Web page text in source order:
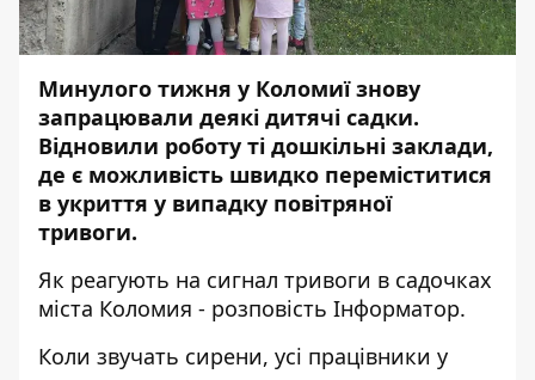
Минулого тижня у Коломиї знову
запрацювали деякі дитячі садки.
Відновили роботу ті дошкільні заклади,
де є можливість швидко переміститися
в укриття у випадку повітряної
тривоги.
Як реагують на сигнал тривоги в садочках
міста Коломия - розповість Інформатор.
Коли звучать сирени, усі працівники у